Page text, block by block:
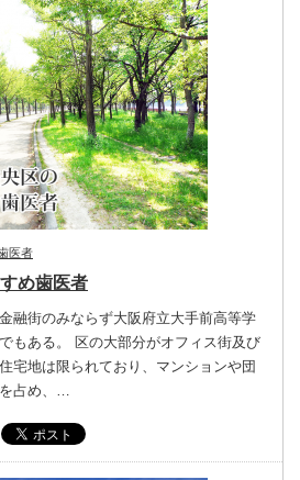
医者
め歯医者
融街のみならず大阪府立大手前高等学
もある。 区の大部分がオフィス街及び
宅地は限られており、マンションや団
占め、…